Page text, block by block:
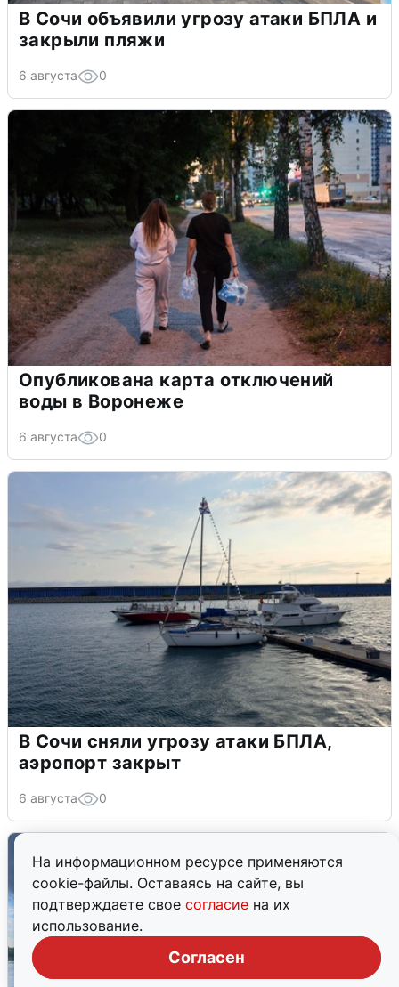
На информационном ресурсе применяются
cookie-файлы. Оставаясь на сайте, вы
подтверждаете свое согласие на их
использование.
Согласен
В Сочи объявили угрозу атаки БПЛА и
закрыли пляжи
6 августа 0
Опубликована карта отключений
воды в Воронеже
6 августа 0
В Сочи сняли угрозу атаки БПЛА,
аэропорт закрыт
6 августа 0